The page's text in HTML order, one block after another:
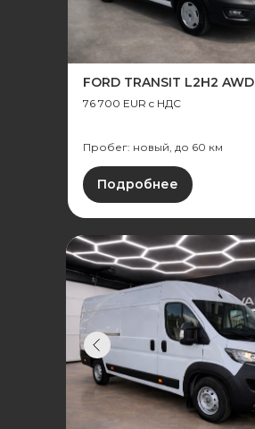
FORD TRANSIT L2H2 AWD
Пробег: новый, до 60 км
76 700 EUR c НДС
Подробнее